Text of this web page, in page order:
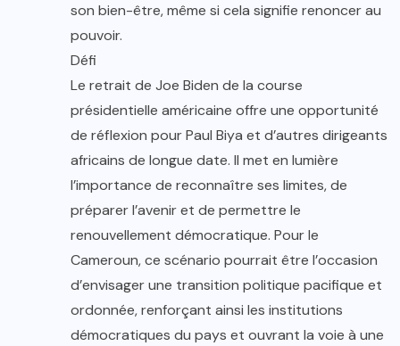
son bien-être, même si cela signifie renoncer au
pouvoir.
Défi
Le retrait de Joe Biden de la course
présidentielle américaine offre une opportunité
de réflexion pour Paul Biya et d’autres dirigeants
africains de longue date. Il met en lumière
l’importance de reconnaître ses limites, de
préparer l’avenir et de permettre le
renouvellement démocratique. Pour le
Cameroun, ce scénario pourrait être l’occasion
d’envisager une transition politique pacifique et
ordonnée, renforçant ainsi les institutions
démocratiques du pays et ouvrant la voie à une